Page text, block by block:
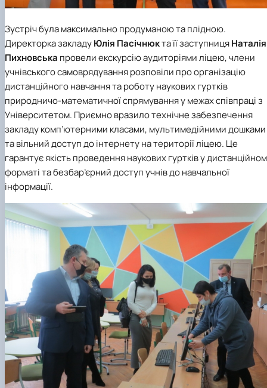
Зустріч була максимально продуманою та плідною.
Директорка закладуЮлія Пасічнюкта її заступницяНаталія
Пихновська провели екскурсію аудиторіями ліцею, члени
учнівського самоврядування розповіли про організацію
дистанційного навчання та роботу наукових гуртків
природничо-математичної спрямування у межах співпраці з
Університетом. Приємно вразило технічне забезпечення
закладу комп’ютерними класами, мультимедійними дошками
та вільний доступ до інтернету на території ліцею. Це
гарантує якість проведення наукових гуртків у
форматі та безбар’єрний доступ учнів до навчальної
інформації.